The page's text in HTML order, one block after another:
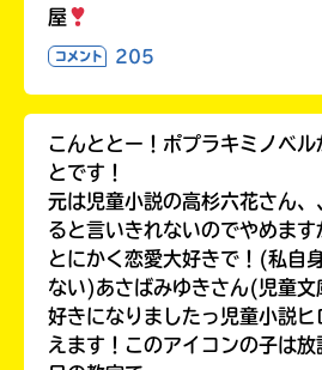
屋
コメント 205
こんととー！ポプラキミノベル
とです！
元は児童小説の高杉六花さん、
ると言いきれないのでやめます
とにかく恋愛大好きで！(私自
ない)あさばみゆきさん(児童文
好きになりましたっ児童小説ヒ
えます！このアイコンの子は